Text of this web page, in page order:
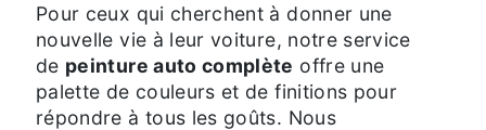
Pour ceux qui cherchent à donner une
nouvelle vie à leur voiture, notre service
de peinture auto complète offre une
palette de couleurs et de finitions pour
répondre à tous les goûts. Nous